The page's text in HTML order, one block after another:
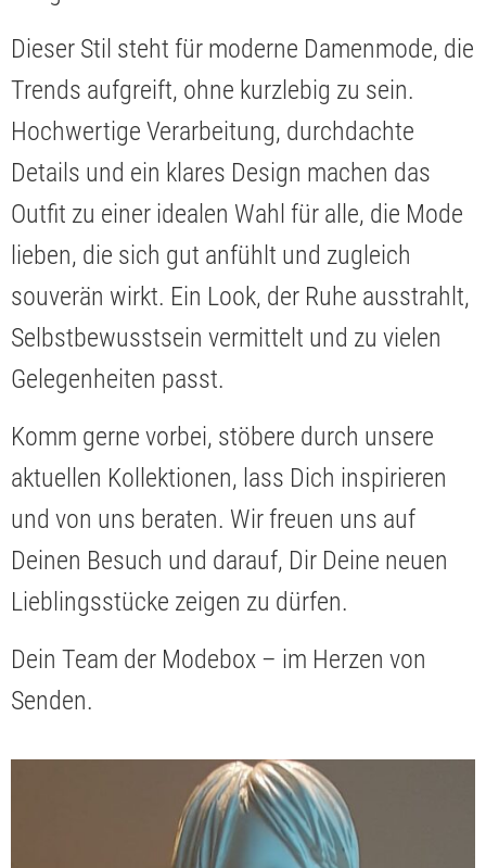
Dieser Stil steht für moderne Damenmode, die
Trends aufgreift, ohne kurzlebig zu sein.
Hochwertige Verarbeitung, durchdachte
Details und ein klares Design machen das
Outfit zu einer idealen Wahl für alle, die Mode
lieben, die sich gut anfühlt und zugleich
souverän wirkt. Ein Look, der Ruhe ausstrahlt,
Selbstbewusstsein vermittelt und zu vielen
Gelegenheiten passt.
Komm gerne vorbei, stöbere durch unsere
aktuellen Kollektionen, lass Dich inspirieren
und von uns beraten. Wir freuen uns auf
Deinen Besuch und darauf, Dir Deine neuen
Lieblingsstücke zeigen zu dürfen.
Dein Team der Modebox – im Herzen von
Senden.